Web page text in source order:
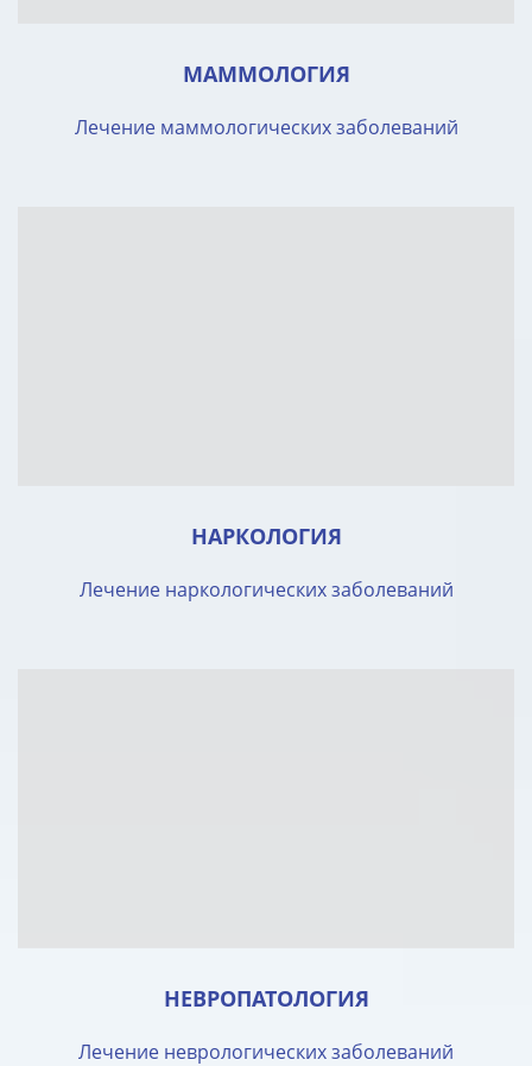
МАММОЛОГИЯ
Лечение маммологических заболеваний
НАРКОЛОГИЯ
Лечение наркологических заболеваний
НЕВРОПАТОЛОГИЯ
Лечение неврологических заболеваний